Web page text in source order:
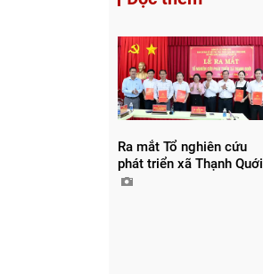
Ra mắt Tổ nghiên cứu
phát triển xã Thạnh Quới